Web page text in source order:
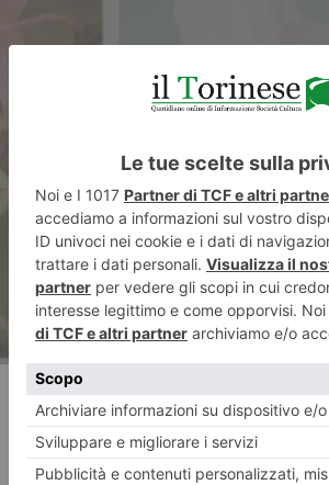
Da tutto il mondo le
in mostra per
RECENTI: